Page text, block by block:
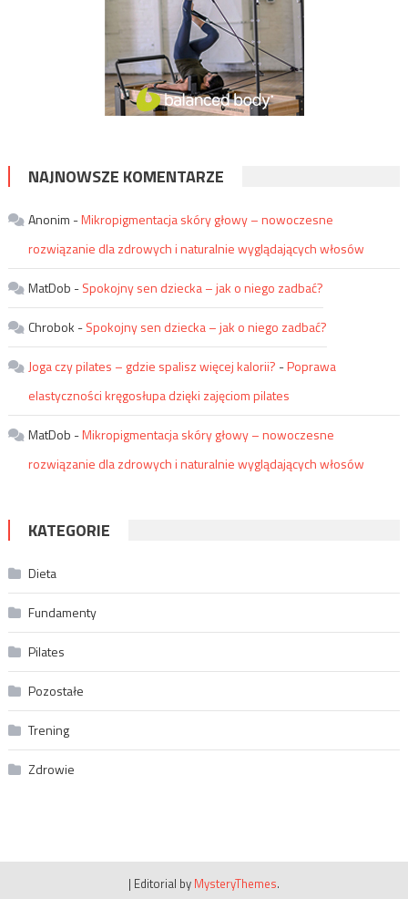
NAJNOWSZE KOMENTARZE
Anonim -Mikropigmentacja skóry głowy – nowoczesne
rozwiązanie dla zdrowych i naturalnie wyglądających włosów
MatDob -Spokojny sen dziecka – jak o niego zadbać?
Chrobok -Spokojny sen dziecka – jak o niego zadbać?
Joga czy pilates – gdzie spalisz więcej kalorii? -Poprawa
elastyczności kręgosłupa dzięki zajęciom pilates
MatDob -Mikropigmentacja skóry głowy – nowoczesne
rozwiązanie dla zdrowych i naturalnie wyglądających włosów
KATEGORIE
Dieta
Fundamenty
Pilates
Pozostałe
Trening
Zdrowie
| Editorial by MysteryThemes.